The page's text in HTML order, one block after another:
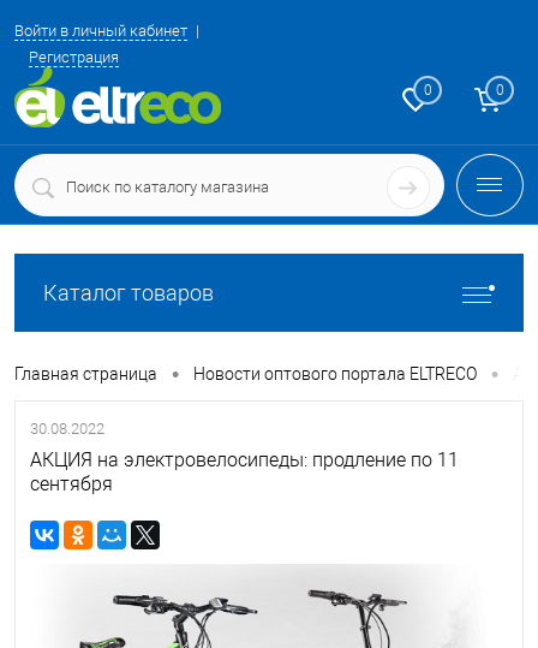
Войти в личный кабинет
Регистрация
0 0
Каталог товаров
Главная страница • Новости оптового портала ELTRECO •
30.08.2022
АКЦИЯ на электровелосипеды: продление по 11
сентября